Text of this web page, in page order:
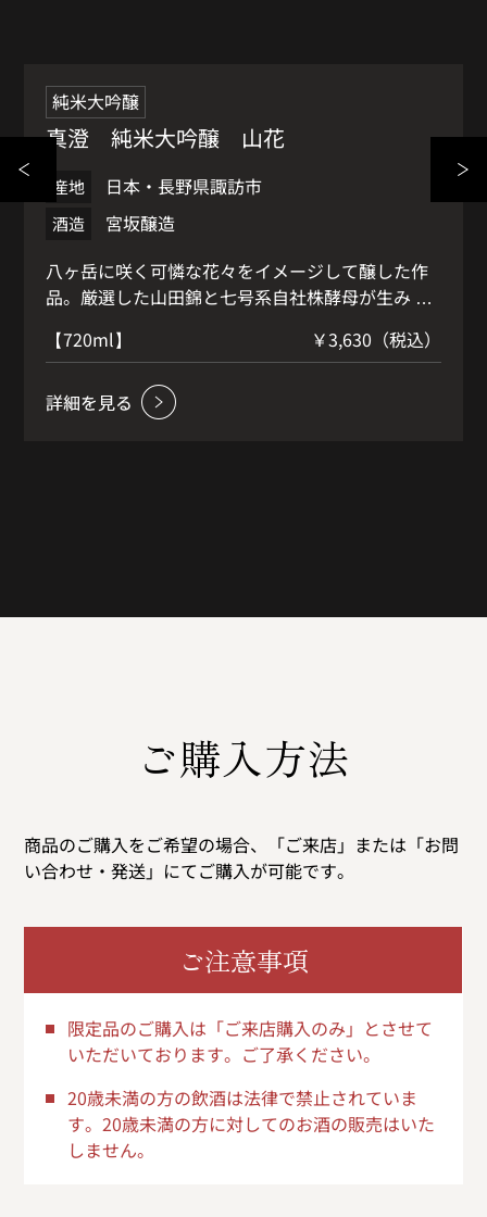
希少品
純米大吟醸
真澄 純米大吟醸 山花
産地 日本・長野県諏訪市
酒造
宮坂醸造
八ヶ岳に咲く可憐な花々をイメージして醸した作
品。厳選した山田錦と七号系自社株酵母が生み 出
ての和梨を思わせる淑やかながらも生き生きとし
麗な味わいが広がり、優しい余韻へと導かれま
す。青く澄んだ八ヶ岳の空の透明感を想わせる 可
【720ml】 ￥3,630（税込）
ご購入方法
商品のご購入をご希望の場合、「ご来店」または「お問
い合わせ・発送」にてご購入が可能です。
ご注意事項
限定品のご購入は「ご来店購入のみ」とさせて
いただいております。ご了承ください。
20歳未満の方の飲酒は法律で禁止されていま
す。20歳未満の方に対してのお酒の販売はいた
しません。